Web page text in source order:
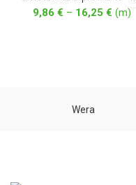
9,86 € – 16,25 €Price
(m)
Wera